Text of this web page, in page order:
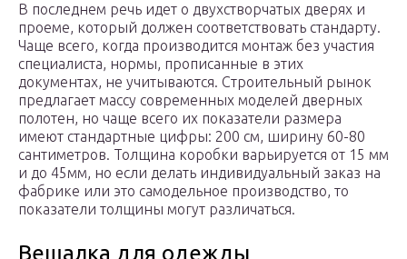
В последнем речь идет о двухстворчатых дверях и
проеме, который должен соответствовать стандарту.
Чаще всего, когда производится монтаж без участия
специалиста, нормы, прописанные в этих
документах, не учитываются. Строительный рынок
предлагает массу современных моделей дверных
полотен, но чаще всего их показатели размера
имеют стандартные цифры: 200 см, ширину 60-80
сантиметров. Толщина коробки варьируется от 15 мм
и до 45мм, но если делать индивидуальный заказ на
фабрике или это самодельное производство, то
показатели толщины могут различаться.
Вешалка для одежды